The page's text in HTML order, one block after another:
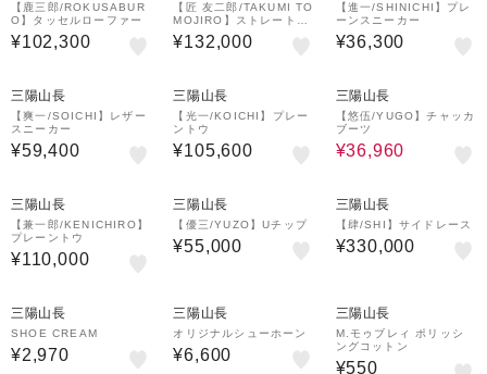
【鹿三郎/ROKUSABUR
O】タッセルローファー
¥102,300
【匠 友二郎/TAKUMI TO
MOJIRO】ストレートチ
ップ
¥132,000
【進一/SHINICHI】プレ
ーンスニーカー
¥36,300
三陽山長
【爽一/SOICHI】レザー
スニーカー
¥59,400
三陽山長
【光一/KOICHI】プレー
ントウ
¥105,600
三陽山長
【悠伍/YUGO】チャッカ
ブーツ
¥36,960
三陽山長
【兼一郎/KENICHIRO】
プレーントウ
¥110,000
三陽山長
【優三/YUZO】Uチップ
¥55,000
三陽山長
【肆/SHI】サイドレース
¥330,000
三陽山長
SHOE CREAM
¥2,970
三陽山長
オリジナルシューホーン
¥6,600
三陽山長
M.モゥブレィ ポリッシ
ングコットン
¥550